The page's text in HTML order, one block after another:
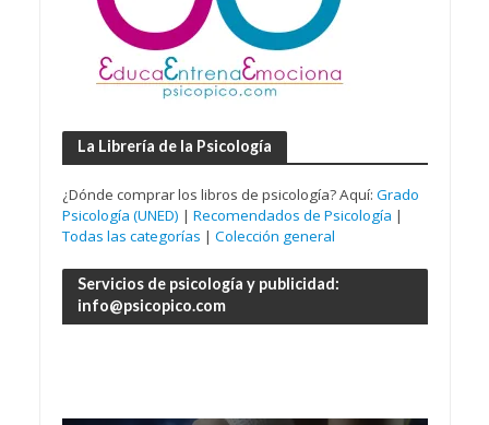
La Librería de la Psicología
¿Dónde comprar los libros de psicología? Aquí: Grado
Psicología (UNED) | Recomendados de Psicología |
Todas las categorías | Colección general
Servicios de psicología y publicidad:
info@psicopico.com